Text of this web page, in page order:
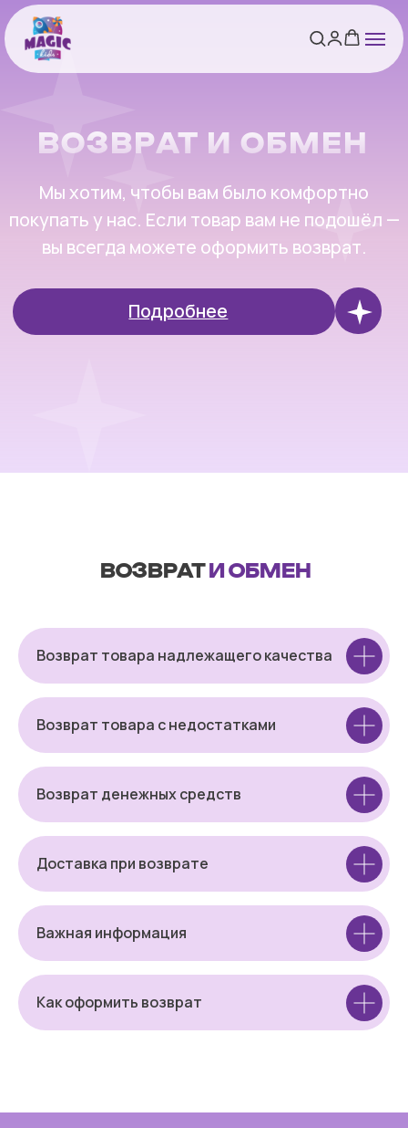
Подробнее
Мы хотим, чтобы вам было комфортно
покупать у нас. Если товар вам не подошёл —
ВОЗВРАТ И ОБМЕН
Возврат товара надлежащего качества
Возврат товара с недостатками
Возврат денежных средств
Доставка при возврате
Важная информация
Как оформить возврат